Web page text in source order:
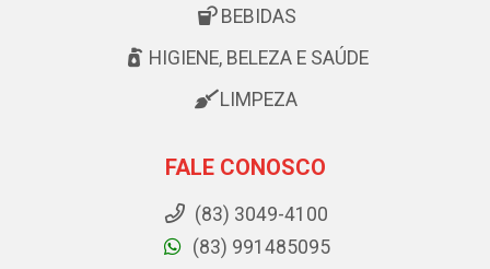
BEBIDAS
HIGIENE, BELEZA E SAÚDE
LIMPEZA
FALE CONOSCO
(83) 3049-4100
(83) 991485095